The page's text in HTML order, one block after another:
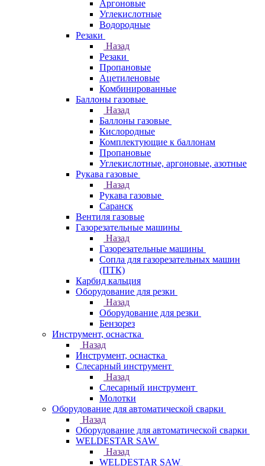
Аргоновые
Углекислотные
Водородные
Резаки
Назад
Резаки
Пропановые
Ацетиленовые
Комбинированные
Баллоны газовые
Назад
Баллоны газовые
Кислородные
Комплектующие к баллонам
Пропановые
Углекислотные, аргоновые, азотные
Рукава газовые
Назад
Рукава газовые
Саранск
Вентиля газовые
Газорезательные машины
Назад
Газорезательные машины
Сопла для газорезательных машин
(ПТК)
Карбид кальция
Оборудование для резки
Назад
Оборудование для резки
Бензорез
Инструмент, оснастка
Назад
Инструмент, оснастка
Слесарный инструмент
Назад
Слесарный инструмент
Молотки
Оборудование для автоматической сварки
Назад
Оборудование для автоматической сварки
WELDESTAR SAW
Назад
WELDESTAR SAW